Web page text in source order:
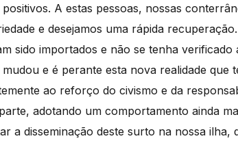
A estas pessoas, nossas
e desejamos uma rápida recuperação.
sido importados e não se tenha
e é perante esta nova realidade que
ao reforço do civismo e da
adotando um comportamento ainda
a disseminação deste surto na nossa ilha,